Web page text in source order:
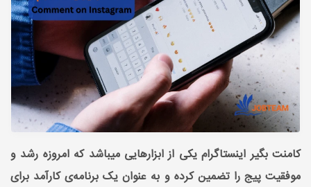
کامنت بگیر اینستاگرام یکی از ابزارهایی میباشد که امروزه رشد و
موفقیت پیج را تضمین کرده و به عنوان یک برنامه‌ی کارآمد برای